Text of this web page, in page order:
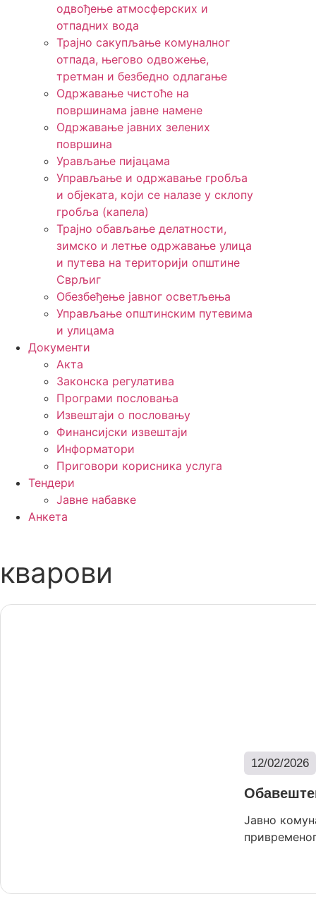
одвођење атмосферских и
отпадних вода
Трајно сакупљање комуналног
отпада, његово одвожење,
третман и безбедно одлагање
Одржавање чистоће на
површинама јавне намене
Одржавање јавних зелених
површина
Урављање пијацама
Управљање и одржавање гробља
и објеката, који се налазе у склопу
гробља (капела)
Трајно обављање делатности,
зимско и летње одржавање улица
и путева на територији општине
Сврљиг
Обезбеђење јавног осветљења
Управљање општинским путевима
и улицама
Документи
Акта
Законска регулатива
Програми пословања
Извештаји о пословању
Финансијски извештаји
Информатори
Приговори корисника услуга
Тендери
Јавне набавке
Анкета
кварови
12/02/2026
Јавно